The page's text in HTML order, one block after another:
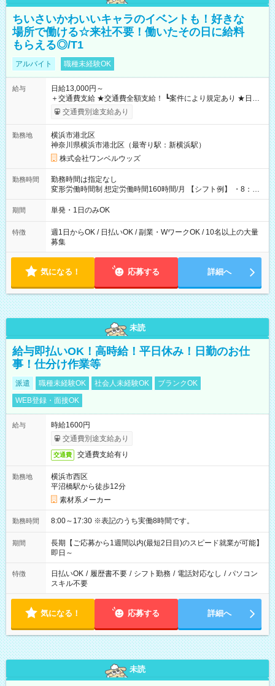
ちいさいかわいいキャラのイベントも！好きな
場所で働ける☆来社不要！働いたその日に給料
もらえる◎/T1
アルバイト 職種未経験OK
給与
日給13,000円～
＋交通費支給 ★交通費全額支給！ ┗案件により規定あり ★日払
いOK！（規定あり） ┗働いたその日に現金GET♪ お仕事後はコ
ンビニATMから 日払い分を引き落とせます！ 【試用期間】試
交通費別途支給あり
勤務地
横浜市港北区
神奈川県横浜市港北区（最寄り駅：新横浜駅）
株式会社ワンベルウッズ
勤務時間
勤務時間は指定なし
変形労働時間制 想定労働時間160時間/月 【シフト例】 ・8：00
～21：00
期間 単発・1日のみOK
特徴
週1日からOK / 日払いOK / 副業・WワークOK / 10名以上の大量
募集
気になる！ 応募する 詳細へ
未読
給与即払いOK！高時給！平日休み！日勤のお仕
事！仕分け作業等
派遣 職種未経験OK 社会人未経験OK
ブランクOK
WEB登録・面接OK
給与
時給1600円
交通費別途支給あり
交通費 交通費支給有り
勤務地
横浜市西区
平沼橋駅から徒歩12分
素材系メーカー
勤務時間 8:00～17:30 ※表記のうち実働8時間です。
期間
長期【ご応募から1週間以内(最短2日目)のスピード就業が可能】
即日～
特徴 日払いOK / 履歴書不要 / シフト勤務 / 電話対応なし / パソコン
スキル不要
気になる！ 応募する 詳細へ
未読